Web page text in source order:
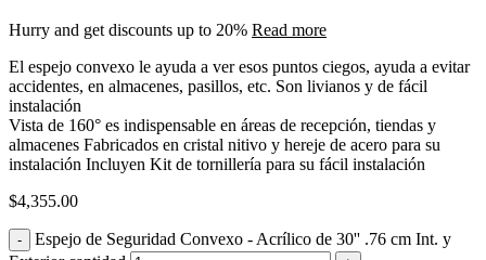
Hurry and get discounts up to 20% Read more
El espejo convexo le ayuda a ver esos puntos ciegos, ayuda a evitar
accidentes, en almacenes, pasillos, etc. Son livianos y de fácil
instalación
Vista de 160° es indispensable en áreas de recepción, tiendas y
almacenes Fabricados en cristal nitivo y hereje de acero para su
instalación Incluyen Kit de tornillería para su fácil instalación
$4,355.00
Espejo de Seguridad Convexo - Acrílico de 30'' .76 cm Int. y